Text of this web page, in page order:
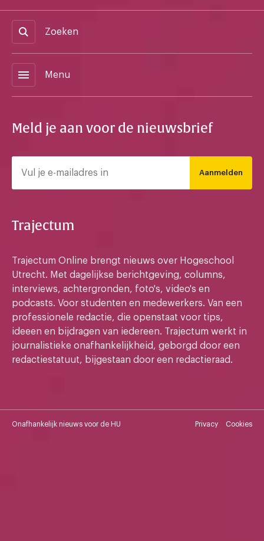
Zoeken
menu Menu
Meld je aan voor de nieuwsbrief
Aanmelden
Trajectum
Trajectum Online brengt nieuws over Hogeschool
Utrecht. Met dagelijkse berichtgeving, columns,
interviews, achtergronden, foto's, video's en
podcasts. Voor studenten en medewerkers. Van een
professionele redactie, die openstaat voor tips,
ideeen en bijdragen van iedereen. Trajectum werkt in
journalistieke onafhankelijkheid, geborgd door een
redactiestatuut, bijgestaan door een redactieraad.
Onafhankelijk nieuws voor de HU Privacy Cookies